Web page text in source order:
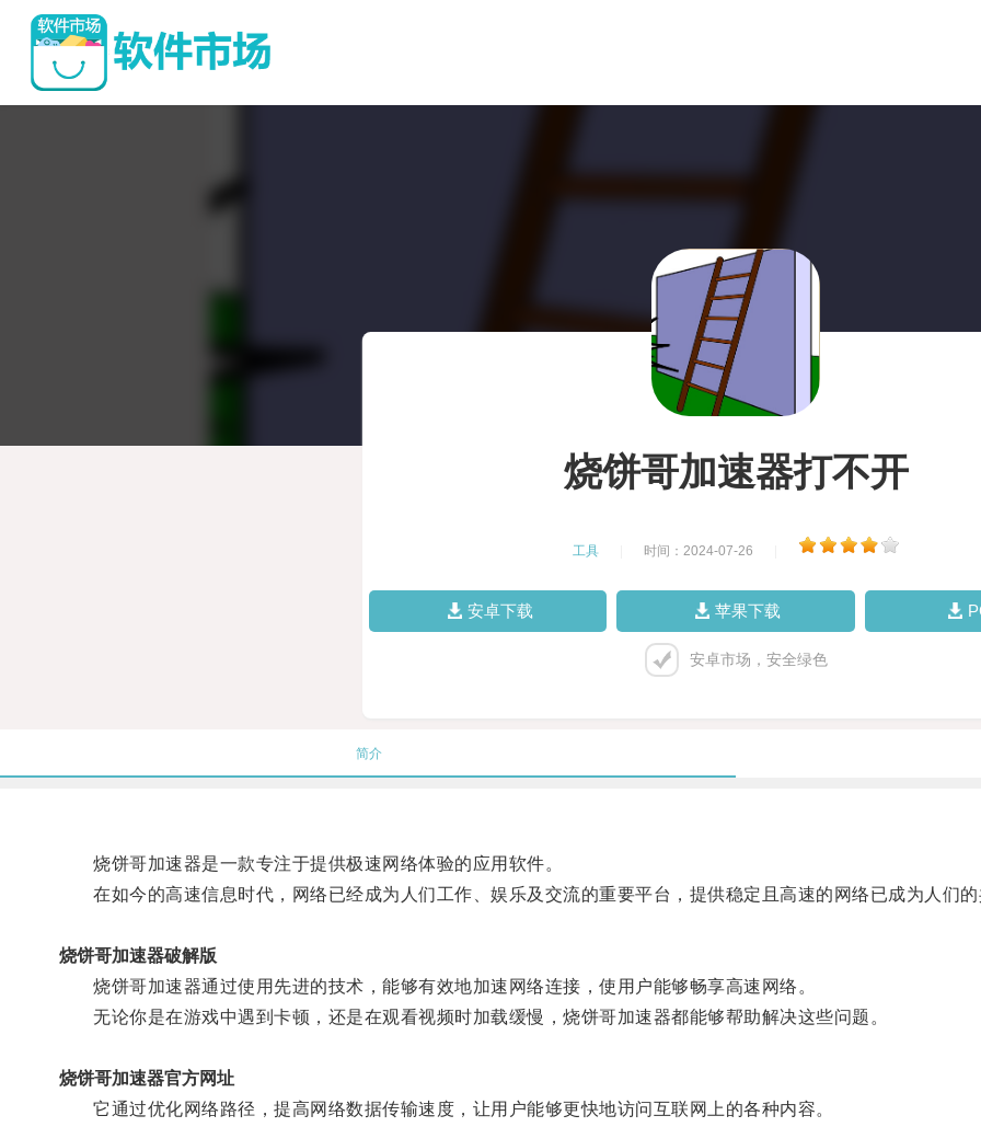
烧饼哥加速器打不开
工具 时间：2024-07-26
安卓下载 苹果下载
安卓市场，安全绿色
简介
烧饼哥加速器是一款专注于提供极速网络体验的应用软件。
在如今的高速信息时代，网络已经成为人们工作、娱乐及交流的重要平台，提供稳定且高速的网络已成为人们的
烧饼哥加速器破解版
烧饼哥加速器通过使用先进的技术，能够有效地加速网络连接，使用户能够畅享高速网络。
无论你是在游戏中遇到卡顿，还是在观看视频时加载缓慢，烧饼哥加速器都能够帮助解决这些问题。
烧饼哥加速器官方网址
它通过优化网络路径，提高网络数据传输速度，让用户能够更快地访问互联网上的各种内容。